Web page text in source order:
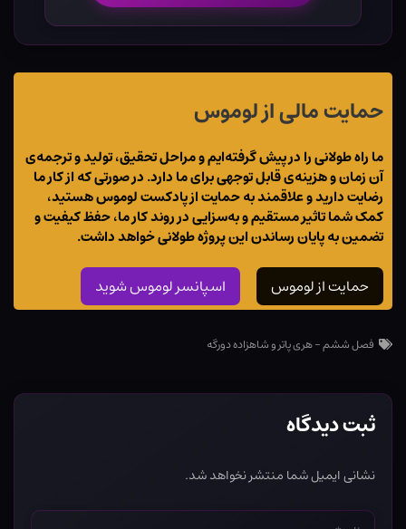
حمایت مالی از لوموس
ما راه طولانی را در پیش گرفته‌ایم و مراحل تحقیق، تولید و ترجمه‌ی
آن زمان و هزینه‌ی قابل توجهی برای ما دارد. در صورتی که از کار ما
رضایت دارید و علاقمند به حمایت از پادکست لوموس هستید،
کمک شما تاثیر مستقیم و به‌سزایی در روند کار ما، حفظ کیفیت و
تضمین به پایان رساندن این پروژه طولانی خواهد داشت.
حمایت از لوموس اسپانسر لوموس شوید
فصل ششم - هری پاتر و شاهزاده دورگه
ثبت دیدگاه
نشانی ایمیل شما منتشر نخواهد شد.
نام